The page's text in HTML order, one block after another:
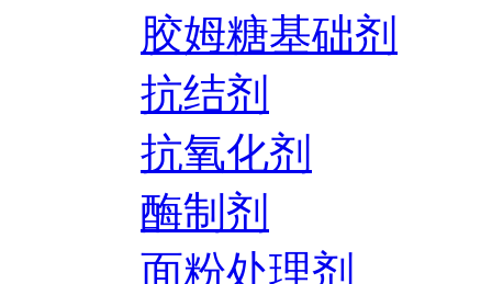
胶姆糖基础剂
抗结剂
抗氧化剂
酶制剂
面粉处理剂